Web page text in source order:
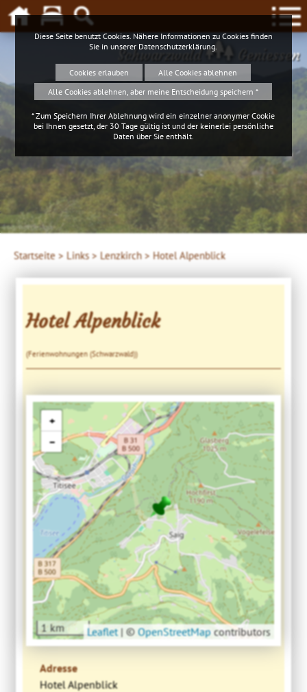
Schwarzwald Geniessen
4ws-netdesign
Startseite > Links > Lenzkirch > Hotel Alpenblick
Hotel Alpenblick
(Ferienwohnungen (Schwarzwald))
+
−
1 km Leaflet | © OpenStreetMap contributors
Adresse
Hotel Alpenblick
Diese Seite benutzt Cookies. Nähere Informationen zu Cookies finden
Sie in unserer Datenschutzerklärung
Cookies erlauben
Alle Cookies ablehnen
Alle Cookies ablehnen, aber meine Entscheidung speichern *
* Zum Speichern Ihrer Ablehnung wird ein einzelner anonymer Cookie
bei Ihnen gesetzt, der 30 Tage gültig ist und der keinerlei persönliche
Daten über Sie enthält.